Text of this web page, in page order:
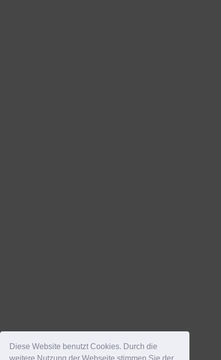
Diese Website benutzt Cookies. Durch die
weitere Nutzung der Webseite stimmen Sie der